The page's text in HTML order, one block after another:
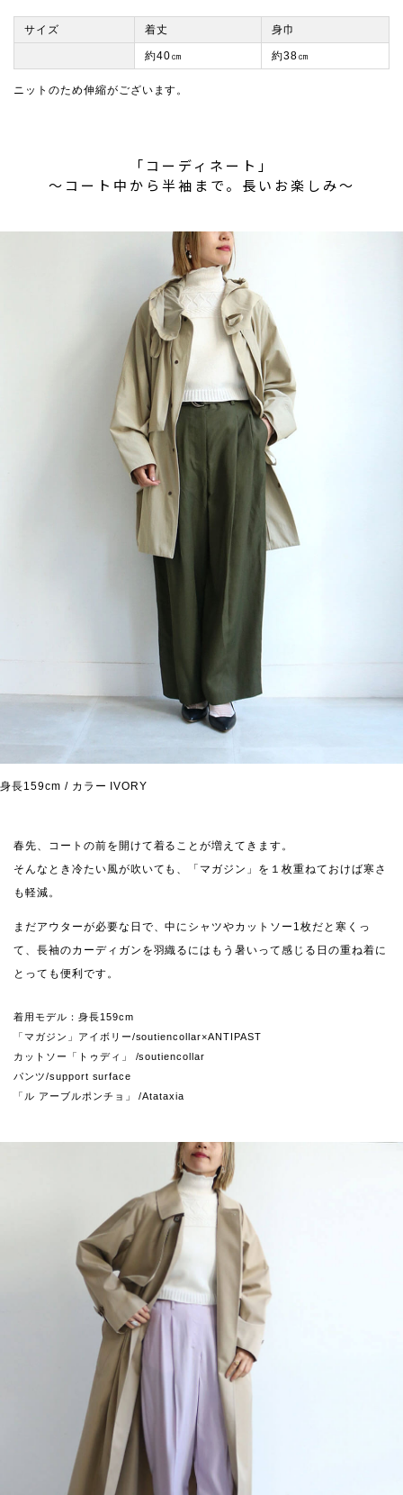
サイズ 着丈 身巾
約40㎝ 約38㎝
ニットのため伸縮がございます。
「コーディネート」
〜コート中から半袖まで。長いお楽しみ〜
身長159cm / カラー IVORY
春先、コートの前を開けて着ることが増えてきます。
そんなとき冷たい風が吹いても、「マガジン」を１枚重ねておけば寒さ
も軽減。
まだアウターが必要な日で、中にシャツやカットソー1枚だと寒くっ
て、長袖のカーディガンを羽織るにはもう暑いって感じる日の重ね着に
とっても便利です。
着用モデル：身長159cm
「マガジン」アイボリー/soutiencollar×ANTIPAST
カットソー「トゥディ」 /soutiencollar
パンツ/support surface
「ル アーブルポンチョ」 /Atataxia